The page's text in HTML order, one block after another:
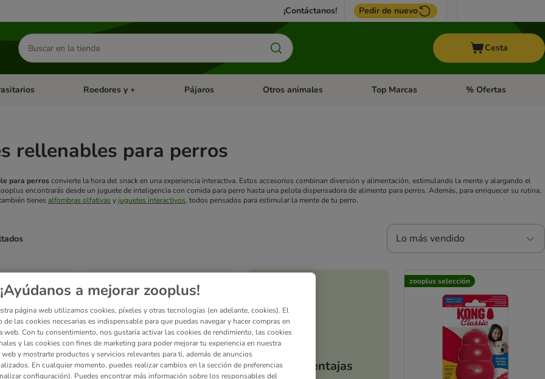
¡Contáctanos! Pedir de nuevo
Buscar
productos
Cesta
abierto: Dieta Vet.Menú de categoria abierto: Antiparasitarios
Roedores y + Menú de categoria abierto: Roedores y +
Pájaros Menú de categoria abierto: Pájaros
Otros animales Menú de categoria abierto: Otros animales
Top Marcas Menú de categoria
% Ofertas
rellenables para perros
para perrosconvierte la hora del snack en una experiencia interactiva. Estos accesorios combinan diversión y alimentación, estimulando la mente y alargando el
encontrarás desde un juguete de inteligencia con comida para perro hasta una pelota dispensadora de alimento para perros. Además, para enriquecer su rutina,
tienes alfombras olfativas y juguetes interactivos, todos pensados para estimular la mente de tu perro.
Lo más vendido
been changed
Tus ventajas
zooplus selección
¡Ayúdanos a mejorar zooplus!
página web utilizamos cookies, píxeles y otras tecnologías (en adelante, cookies). El
de las cookies necesarias es indispensable para que puedas navegar y hacer compras en
web. Con tu consentimiento, nos gustaría activar las cookies de rendimiento, las cookies
y las cookies con fines de marketing para poder mejorar tu experiencia en nuestra
web y mostrarte productos y servicios relevantes para ti, además de anuncios
En cualquier momento, puedes realizar cambios en la sección de preferencias
configuración). Puedes encontrar más información sobre los responsables del